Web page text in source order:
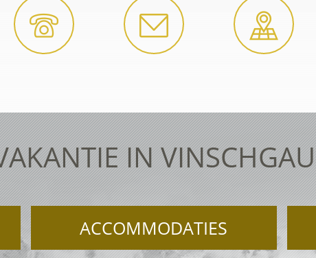
IN VINSCHGAU
ACCOMMODATIES